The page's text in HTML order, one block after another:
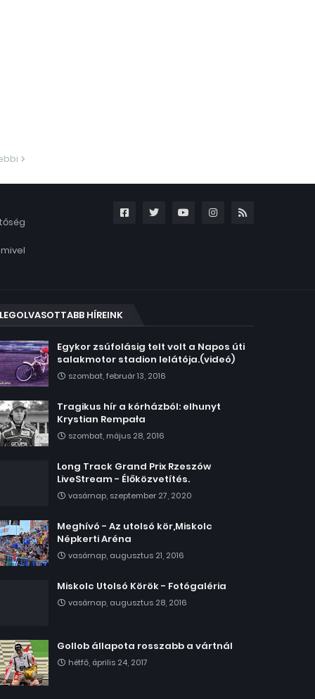
LEGOLVASOTTABB HÍREINK
Egykor zsúfolásig telt volt a Napos úti
salakmotor stadion lelátója.(videó)
szombat, február 13, 2016
Tragikus hír a kórházból: elhunyt
Krystian Rempała
szombat, május 28, 2016
Long Track Grand Prix Rzeszów
LiveStream - Élőközvetítés.
vasárnap, szeptember 27, 2020
Meghívó - Az utolsó kör,Miskolc
Népkerti Aréna
vasárnap, augusztus 21, 2016
Miskolc Utolsó Körök - Fotógaléria
vasárnap, augusztus 28, 2016
Gollob állapota rosszabb a vártnál
hétfő, április 24, 2017